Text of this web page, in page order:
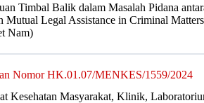
Timbal Balik dalam Masalah Pidana
Mutual Legal Assistance in Criminal
Nam)
Nomor HK.01.07/MENKES/1559/2024
Kesehatan Masyarakat, Klinik,